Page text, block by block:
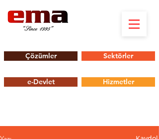
Çözümler Sektörler
e-Devlet Hizmetler